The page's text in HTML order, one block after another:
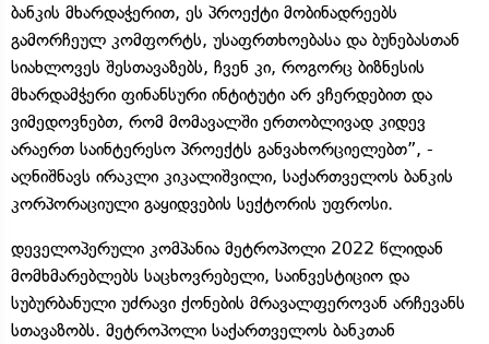
ბანკის მხარდაჭერით, ეს პროექტი მობინადრეებს
გამორჩეულ კომფორტს, უსაფრთხოებასა და ბუნებასთან
სიახლოვეს შესთავაზებს, ჩვენ კი, როგორც ბიზნესის
მხარდამჭერი ფინანსური ინტიტუტი არ ვჩერდებით და
ვიმედოვნებთ, რომ მომავალში ერთობლივად კიდევ
არაერთ საინტერესო პროექტს განვახორციელებთ”, -
აღნიშნავს ირაკლი კიკალიშვილი, საქართველოს ბანკის
კორპორაციული გაყიდვების სექტორის უფროსი.
დეველოპერული კომპანია მეტროპოლი 2022 წლიდან
მომხმარებლებს საცხოვრებელი, საინვესტიციო და
სუბურბანული უძრავი ქონების მრავალფეროვან არჩევანს
სთავაზობს. მეტროპოლი საქართველოს ბანკთან